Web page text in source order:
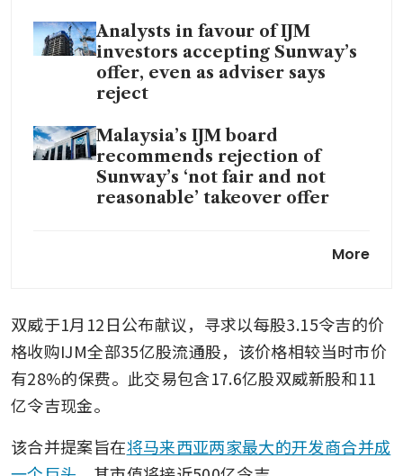
Analysts in favour of IJM
investors accepting Sunway’s
offer, even as adviser says
reject
Malaysia’s IJM board
recommends rejection of
Sunway’s ‘not fair and not
reasonable’ takeover offer
away if RM11 billion IJM bidMore
双威于1月12日公布献议，寻求以每股3.15令吉的价
格收购IJM全部35亿股流通股，该价格相较当时市价
有28%的保费。此交易包含17.6亿股双威新股和11
亿令吉现金。
该合并提案旨在将马来西亚两家最大的开发商合并成